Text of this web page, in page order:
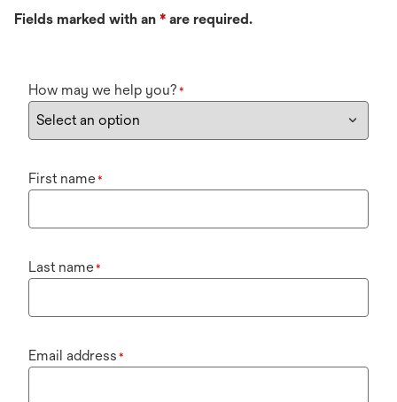
Fields marked with an * are required.
How may we help you? *
First name*
Last name*
Email address *